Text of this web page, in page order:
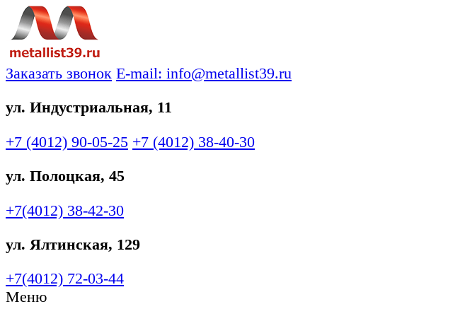
Заказать звонок E-mail: info@metallist39.ru
ул. Индустриальная, 11
+7 (4012) 90-05-25 +7 (4012) 38-40-30
ул. Полоцкая, 45
+7(4012) 38-42-30
ул. Ялтинская, 129
+7(4012) 72-03-44
Меню